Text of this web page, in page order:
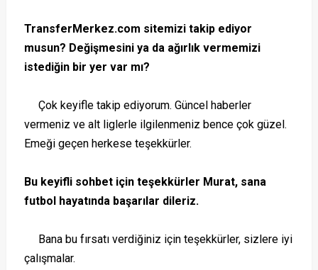
TransferMerkez.com sitemizi takip ediyor
musun? Değişmesini ya da ağırlık vermemizi
istediğin bir yer var mı?
Çok keyifle takip ediyorum. Güncel haberler
vermeniz ve alt liglerle ilgilenmeniz bence çok güzel.
Emeği geçen herkese teşekkürler.
Bu keyifli sohbet için teşekkürler Murat, sana
futbol hayatında başarılar dileriz.
Bana bu fırsatı verdiğiniz için teşekkürler, sizlere iyi
çalışmalar.